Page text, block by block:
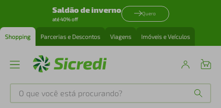
Saldão de inverno
até 40% off
Quero
Shopping Parcerias e Descontos Viagens Imóveis e Veículos
O que você está procurando?